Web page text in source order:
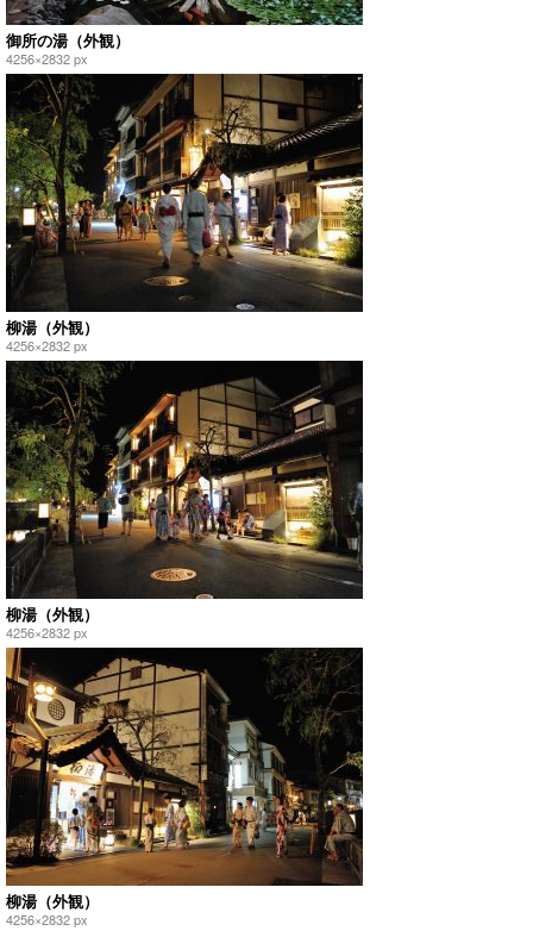
御所の湯（外観）
4256×2832 px
柳湯（外観）
4256×2832 px
柳湯（外観）
4256×2832 px
柳湯（外観）
4256×2832 px